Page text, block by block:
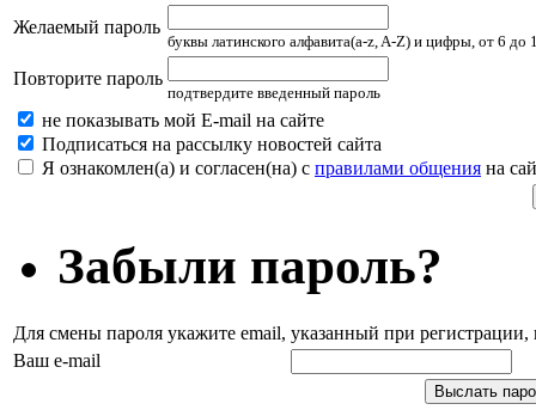
Желаемый пароль
буквы латинского алфавита(a-z, A-Z) и цифры, от 6 до
Повторите пароль
подтвердите введенный пароль
не показывать мой E-mail на сайте
Подписаться на рассылку новостей сайта
Я ознакомлен(а) и согласен(на) с правилами общения на
Забыли пароль?
Для смены пароля укажите email, указанный при
Ваш e-mail